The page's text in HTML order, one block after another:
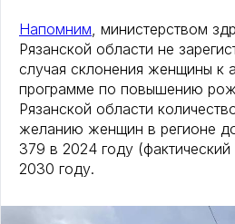
Напомним, министерством
Рязанской области не
случая склонения женщины к
программе по повышению
Рязанской области
желанию женщин в регионе
379 в 2024 году
2030 году.